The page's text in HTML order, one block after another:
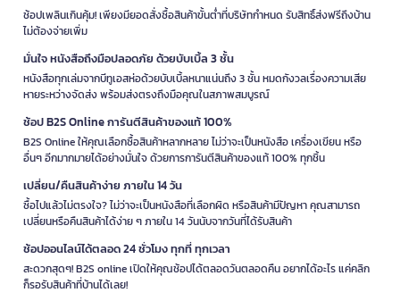
ช้อปเพลินเกินคุ้ม! เพียงมียอดสั่งซื้อสินค้าขั้นต่ำที่บริษัทกำหนด รับสิทธิ์ส่งฟรีถึงบ้าน
ไม่ต้องจ่ายเพิ่ม
มั่นใจ หนังสือถึงมือปลอดภัย ด้วยบับเบิ้ล 3 ชั้น
หนังสือทุกเล่มจากบีทูเอสห่อด้วยบับเบิ้ลหนาแน่นถึง 3 ชั้น หมดกังวลเรื่องความเสีย
หายระหว่างจัดส่ง พร้อมส่งตรงถึงมือคุณในสภาพสมบูรณ์
ช้อป B2S Online การันตีสินค้าของแท้ 100%
B2S Online ให้คุณเลือกซื้อสินค้าหลากหลาย ไม่ว่าจะเป็นหนังสือ เครื่องเขียน หรือ
อื่นๆ อีกมากมายได้อย่างมั่นใจ ด้วยการการันตีสินค้าของแท้ 100% ทุกชิ้น
เปลี่ยน/คืนสินค้าง่าย ภายใน 14 วัน
ซื้อไปแล้วไม่ตรงใจ? ไม่ว่าจะเป็นหนังสือที่เลือกผิด หรือสินค้ามีปัญหา คุณสามารถ
เปลี่ยนหรือคืนสินค้าได้ง่าย ๆ ภายใน 14 วันนับจากวันที่ได้รับสินค้า
ช้อปออนไลน์ได้ตลอด 24 ชั่วโมง ทุกที่ ทุกเวลา
สะดวกสุดๆ! B2S online เปิดให้คุณช้อปได้ตลอดวันตลอดคืน อยากได้อะไร แค่คลิก
ก็รอรับสินค้าที่บ้านได้เลย!